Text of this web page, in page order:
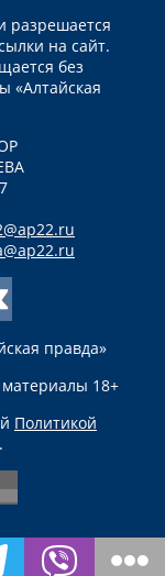
разрешается
на сайт.
без
«Алтайская
правда»
18+
Политикой
.